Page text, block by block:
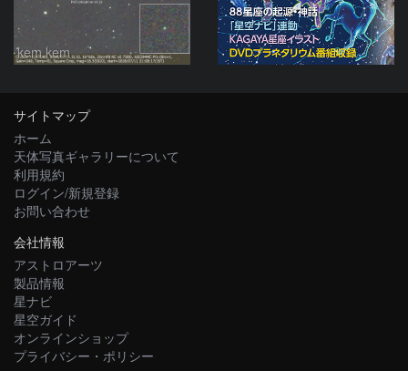
kem.kem
サイトマップ
ホーム
天体写真ギャラリーについて
利用規約
ログイン/新規登録
お問い合わせ
会社情報
アストロアーツ
製品情報
星ナビ
星空ガイド
オンラインショップ
プライバシー・ポリシー